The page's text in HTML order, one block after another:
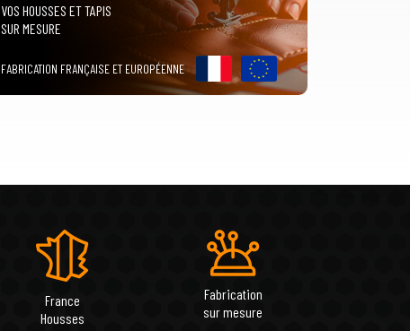
VOS HOUSSES ET TAPIS
SUR MESURE
FABRICATION FRANÇAISE ET EUROPÉENNE
France
Housses
Fabrication
sur mesure